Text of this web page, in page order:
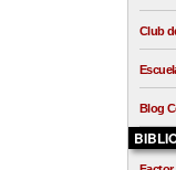
Club
Blog